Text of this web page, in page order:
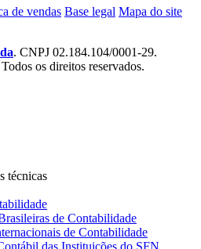
de vendas Base legal Mapa do site
. CNPJ 02.184.104/0001-29.
os direitos reservados.
técnicas
de Contabilidade
de Contabilidade
das Instituições do SFN